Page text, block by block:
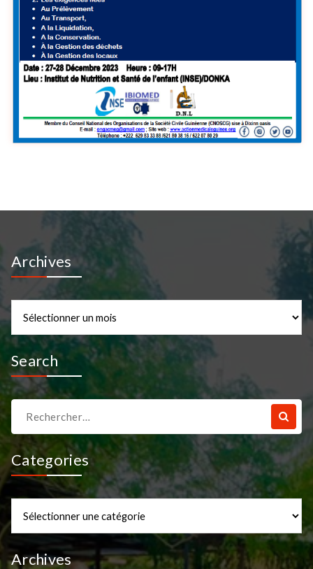
Archives
Search
pour :
Categories
Archives